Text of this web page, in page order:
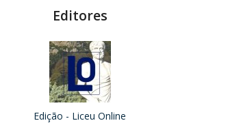
Editores
Edição - Liceu Online